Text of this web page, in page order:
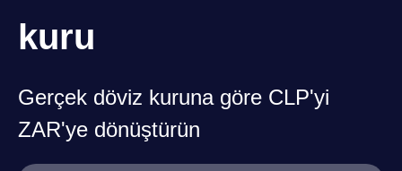
kuru
Gerçek döviz kuruna göre CLP'yi
ZAR'ye dönüştürün